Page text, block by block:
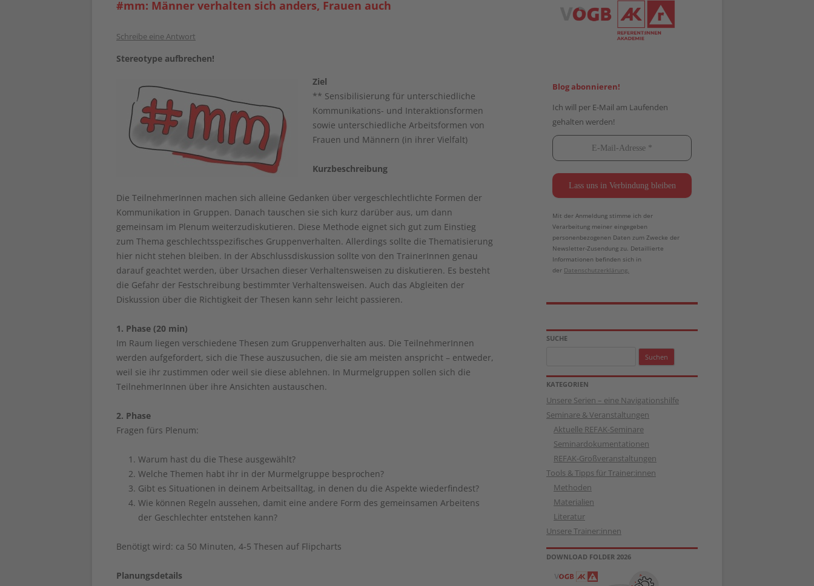
#mm: Männer verhalten sich anders, Frauen auch
Schreibe eine Antwort
Stereotype aufbrechen!
Ziel
** Sensibilisierung für unterschiedliche
Kommunikations- und Interaktionsformen
sowie unterschiedliche Arbeitsformen von
Frauen und Männern (in ihrer Vielfalt)
Kurzbeschreibung
Die TeilnehmerInnen machen sich alleine Gedanken über vergeschlechtlichte Formen der
Kommunikation in Gruppen. Danach tauschen sie sich kurz darüber aus, um dann
gemeinsam im Plenum weiterzudiskutieren. Diese Methode eignet sich gut zum Einstieg
zum Thema geschlechtsspezifisches Gruppenverhalten. Allerdings sollte die Thematisierung
hier nicht stehen bleiben. In der Abschlussdiskussion sollte von den TrainerInnen genau
darauf geachtet werden, über Ursachen dieser Verhaltensweisen zu diskutieren. Es besteht
die Gefahr der Festschreibung bestimmter Verhaltensweisen. Auch das Abgleiten der
Diskussion über die Richtigkeit der Thesen kann sehr leicht passieren.
1. Phase (20 min)
Im Raum liegen verschiedene Thesen zum Gruppenverhalten aus. Die TeilnehmerInnen
werden aufgefordert, sich die These auszusuchen, die sie am meisten anspricht – entweder,
weil sie ihr zustimmen oder weil sie diese ablehnen. In Murmelgruppen sollen sich die
TeilnehmerInnen über ihre Ansichten austauschen.
2. Phase
Fragen fürs Plenum:
Warum hast du die These ausgewählt?
Welche Themen habt ihr in der Murmelgruppe besprochen?
Gibt es Situationen in deinem Arbeitsalltag, in denen du die Aspekte wiederfindest?
Wie können Regeln aussehen, damit eine andere Form des gemeinsamen Arbeitens
der Geschlechter entstehen kann?
Benötigt wird: ca 50 Minuten, 4-5 Thesen auf Flipcharts
Planungsdetails
Blog abonnieren!
Ich will per E-Mail am Laufenden
gehalten werden!
Mit der Anmeldung stimme ich der
Verarbeitung meiner eingegeben
personenbezogenen Daten zum Zwecke der
Newsletter-Zusendung zu. Detaillierte
Informationen befinden sich in
der Datenschutzerklärung.
SUCHE
KATEGORIEN
Unsere Serien – eine Navigationshilfe
Seminare & Veranstaltungen
Aktuelle REFAK-Seminare
Seminardokumentationen
REFAK-Großveranstaltungen
Tools & Tipps für Trainer:innen
Methoden
Materialien
Literatur
Unsere Trainer:innen
DOWNLOAD FOLDER 2026